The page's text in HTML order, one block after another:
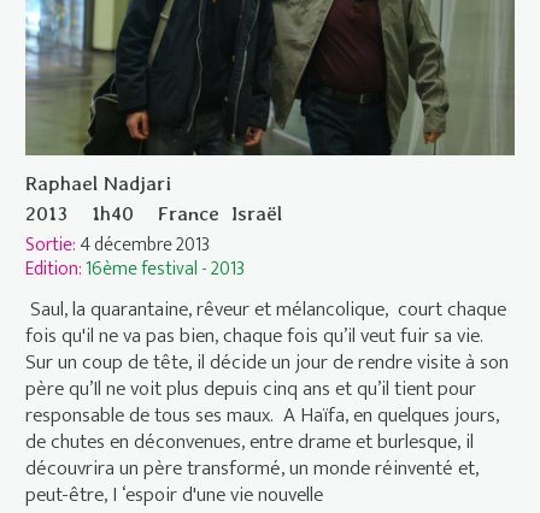
Raphael Nadjari
2013
1h40 France Israël
Sortie:4 décembre 2013
Edition:16ème festival - 2013
Saul, la quarantaine, rêveur et mélancolique, court chaque
fois qu'il ne va pas bien, chaque fois qu’il veut fuir sa vie.
Sur un coup de tête, il décide un jour de rendre visite à son
père qu’Il ne voit plus depuis cinq ans et qu’il tient pour
responsable de tous ses maux. A Haïfa, en quelques jours,
de chutes en déconvenues, entre drame et burlesque, il
découvrira un père transformé, un monde réinventé et,
peut-être, I ‘espoir d'une vie nouvelle